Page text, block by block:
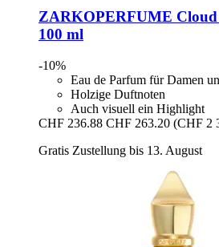
ZARKOPERFUME
100 ml
-10%
Eau de Parfum für Damen
Holzige Duftnoten
Auch visuell ein Highlight
CHF 236.88 CHF 263.20 (CHF 2
Gratis Zustellung bis 13. August